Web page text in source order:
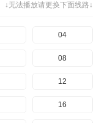
↓无法播放请更换下面线路↓
04
08
12
16